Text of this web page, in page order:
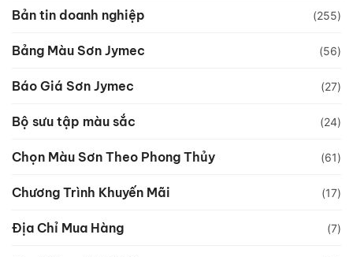
Bản tin doanh nghiệp (255)
Bảng Màu Sơn Jymec (56)
Báo Giá Sơn Jymec (27)
Bộ sưu tập màu sắc (24)
Chọn Màu Sơn Theo Phong Thủy (61)
Chương Trình Khuyến Mãi (17)
Địa Chỉ Mua Hàng (7)